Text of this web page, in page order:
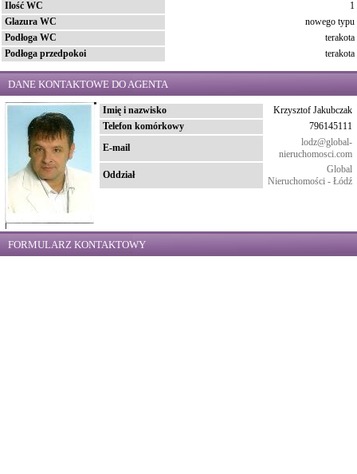
Ilość WC
1
Glazura WC
nowego typu
Podłoga WC
terakota
Podłoga przedpokoi
terakota
DANE KONTAKTOWE DO AGENTA
Imię i nazwisko
Krzysztof Jakubczak
Telefon komórkowy
796145111
E-mail
lodz@global-
nieruchomosci.com
Oddział
Global
Nieruchomości - Łódź
FORMULARZ KONTAKTOWY